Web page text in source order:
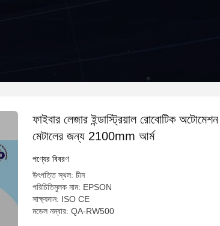
ফাইবার লেজার ইন্ডাস্ট্রিয়াল রোবোটিক
মেটালের জন্য 2100mm আর্ম
পণ্যের বিবরণ
উৎপত্তি স্থল: চীন
পরিচিতিমুলক নাম: EPSON
সাক্ষ্যদান: ISO CE
মডেল নম্বার: QA-RW500